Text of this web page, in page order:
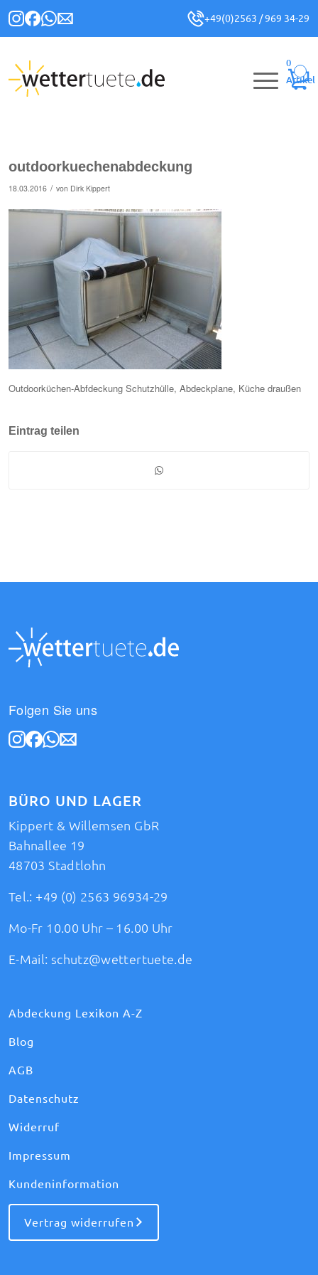
+49(0)2563 / 969 34-29
0
Artikel
outdoorkuechenabdeckung
18.03.2016 / von Dirk Kippert
Outdoorküchen-Abfdeckung Schutzhülle, Abdeckplane, Küche draußen
Eintrag teilen
Folgen Sie uns
BÜRO UND LAGER
Kippert & Willemsen GbR
Bahnallee 19
48703 Stadtlohn
Tel.: +49 (0) 2563 96934-29
Mo-Fr 10.00 Uhr – 16.00 Uhr
E-Mail: schutz@wettertuete.de
Abdeckung Lexikon A-Z
Blog
AGB
Datenschutz
Widerruf
Impressum
Kundeninformation
Vertrag widerrufen